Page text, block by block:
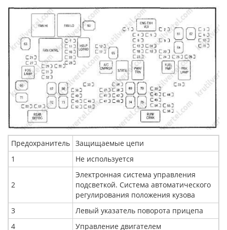
Предохранитель Защищаемые цепи
1
Не используется
2
Электронная система управления
подсветкой. Система автоматического
регулирования положения кузова
3
Левый указатель поворота прицепа
4
Управление двигателем